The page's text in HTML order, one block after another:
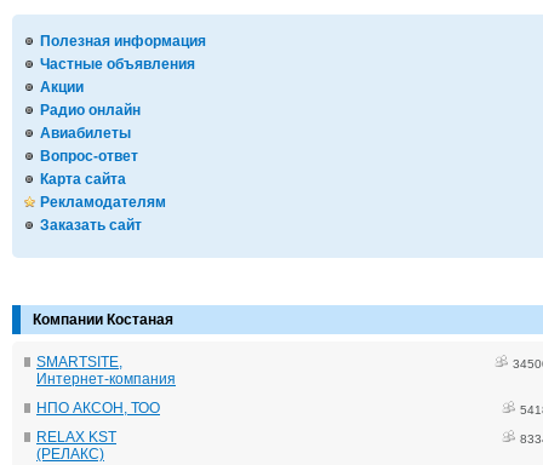
Полезная информация
Частные объявления
Акции
Радио онлайн
Авиабилеты
Вопрос-ответ
Карта сайта
Рекламодателям
Заказать сайт
Компании Костаная
SMARTSITE,
Интернет-компания
НПО АКСОН, ТОО
RELAX KST
(РЕЛАКС)